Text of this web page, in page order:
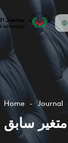
Home Journal
سابق